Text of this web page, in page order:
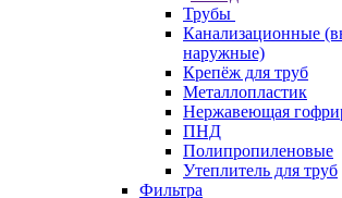
Трубы
Канализационные
наружные)
Крепёж для труб
Металлопластик
Нержавеющая
ПНД
Полипропиленовые
Утеплитель для труб
Фильтра